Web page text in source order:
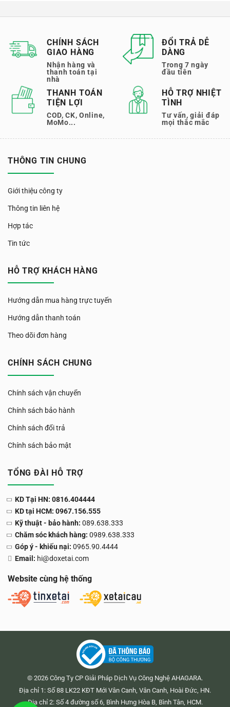
CHÍNH SÁCH
GIAO HÀNG
Nhận hàng và
thanh toán tại
nhà
ĐỔI TRẢ DỄ
DÀNG
Trong 7 ngày
đầu tiên
THANH TOÁN
TIỆN LỢI
COD, CK, Online,
MoMo...
HỖ TRỢ NHIỆT
TÌNH
Tư vấn, giải đáp
mọi thắc mắc
THÔNG TIN CHUNG
Giới thiệu công ty
Thông tin liên hệ
Hợp tác
Tin tức
HỖ TRỢ KHÁCH HÀNG
Hướng dẫn mua hàng trực tuyến
Hướng dẫn thanh toán
Theo dõi đơn hàng
CHÍNH SÁCH CHUNG
Chính sách vận chuyển
Chính sách bảo hành
Chính sách đổi trả
Chính sách bảo mật
TỔNG ĐÀI HỖ TRỢ
KD Tại HN: 0816.404444
KD tại HCM: 0967.156.555
Kỹ thuật - bảo hành: 089.638.333
Chăm sóc khách hàng: 0989.638.333
Góp ý - khiếu nại: 0965.90.4444
Email: hi@doxetai.com
Website cùng hệ thống
© 2026 Công Ty CP Giải Pháp Dịch Vụ Công Nghệ AHAGARA.
Địa chỉ 1: Số 88 LK22 KĐT Mới Vân Canh, Vân Canh, Hoài Đức, HN.
Địa chỉ 2: Số 4 đường số 6, Bình Hưng Hòa B, Bình Tân, HCM.